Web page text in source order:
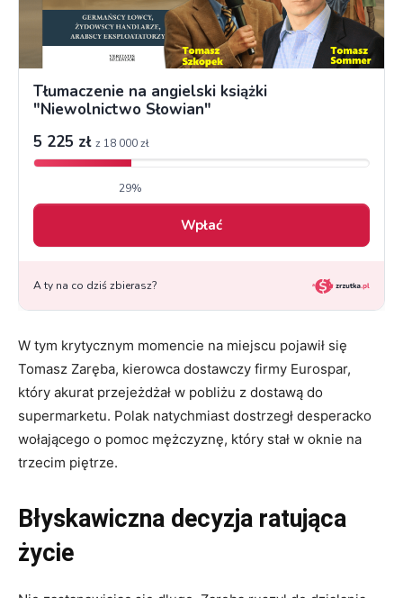
W tym krytycznym momencie na miejscu pojawił się
Tomasz Zaręba, kierowca dostawczy firmy Eurospar,
który akurat przejeżdżał w pobliżu z dostawą do
supermarketu. Polak natychmiast dostrzegł desperacko
wołającego o pomoc mężczyznę, który stał w oknie na
trzecim piętrze.
Błyskawiczna decyzja ratująca
życie